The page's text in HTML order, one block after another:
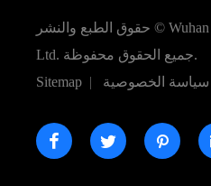
حقوق الطبع والنشر ©
Ltd.
جميع الحقوق محفوظة.
Sitemap | سياسة الخصوصية
  